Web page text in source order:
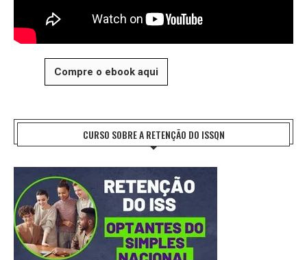
Compre o ebook aqui
CURSO SOBRE A RETENÇÃO DO ISSQN